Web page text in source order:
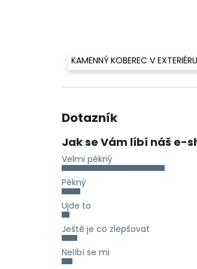
KAMENNÝ KOBEREC V EXTERIÉRU
Dotazník
Jak se Vám líbí náš e-
Velmi pěkný
Pěkný
Ujde to
Ještě je co zlepšovat
Nelíbí se mi